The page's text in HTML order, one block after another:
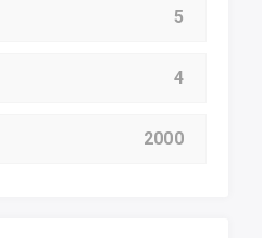
5
4
2000